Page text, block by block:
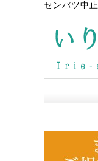
センバツ中止